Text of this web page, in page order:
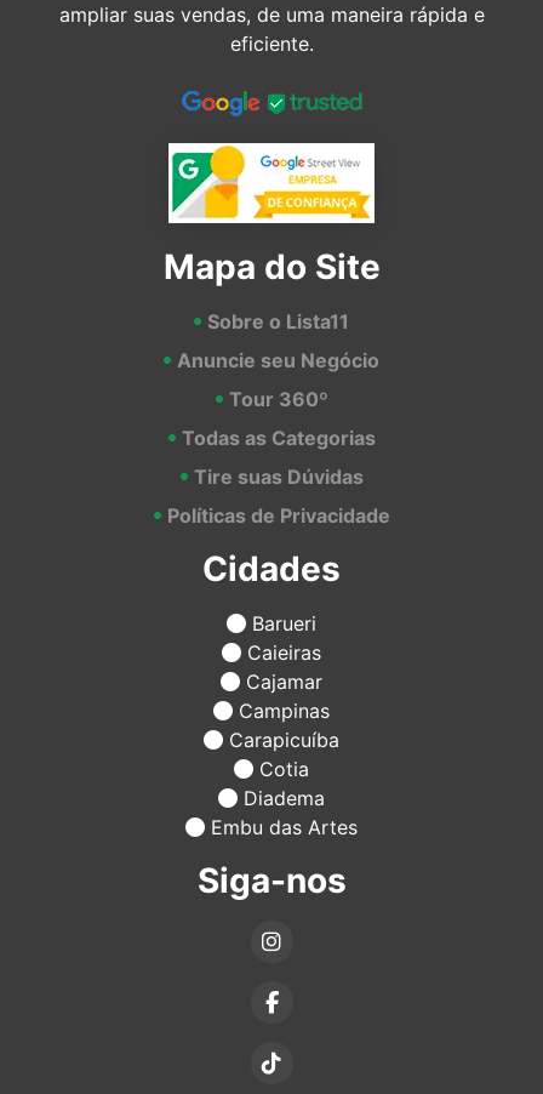
ampliar suas vendas, de uma maneira rápida e
eficiente.
Mapa do Site
Sobre o Lista11
Anuncie seu Negócio
Tour 360º
Todas as Categorias
Tire suas Dúvidas
Políticas de Privacidade
Cidades
Barueri
Caieiras
Cajamar
Campinas
Carapicuíba
Cotia
Diadema
Embu das Artes
Siga-nos